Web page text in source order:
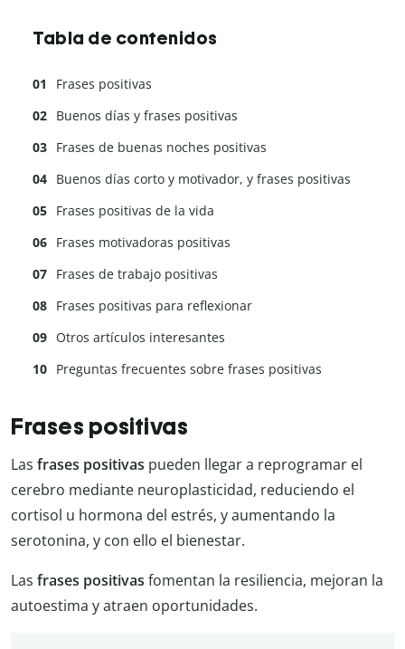
Tabla de contenidos
Frases positivas
Buenos días y frases positivas
Frases de buenas noches positivas
Buenos días corto y motivador, y frases positivas
Frases positivas de la vida
Frases motivadoras positivas
Frases de trabajo positivas
Frases positivas para reflexionar
Otros artículos interesantes
Preguntas frecuentes sobre frases positivas
Frases positivas
Las frases positivas pueden llegar a reprogramar el
cerebro mediante neuroplasticidad, reduciendo el
cortisol u hormona del estrés, y aumentando la
serotonina, y con ello el bienestar.
Las frases positivas fomentan la resiliencia, mejoran la
autoestima y atraen oportunidades.